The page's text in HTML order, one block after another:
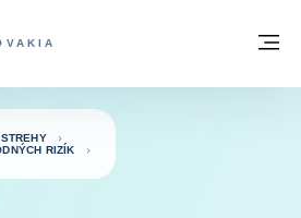
FOR TRADE - WEBOVÁ
RIZÍK